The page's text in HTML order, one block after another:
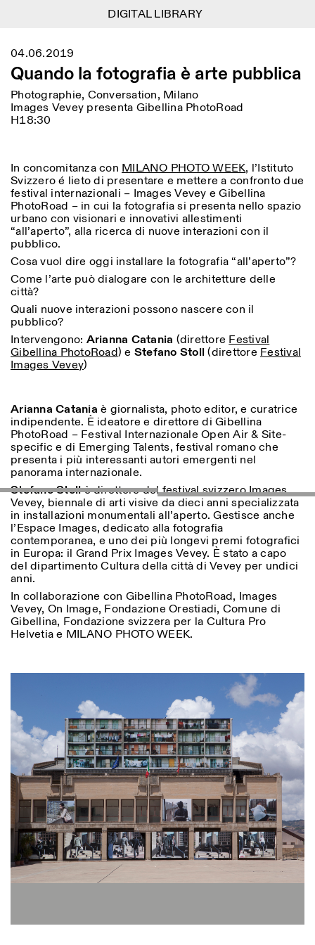
Menu
Lingua EN IT DE
FR
Calendrier
Istituto Svizzero
Archives
Blog
Organisation
Bibliothèque
Jobs
Autres Activités
NEWSLETTER
Inscrivez-vous à notre newsletter pour recevoir
informations sur nos événements
Facebook Instagram Linkedin Vimeo
Privacy Policy
Information
ROME
Via Ludovisi 48
00187 Roma
Par transport public: Istituto
Svizzero est situé près du
métro A arrêt Barberini
HORAIRES DE LA
RÉCEPTION:
LUN-VEN
09:00–13:30, 14:30–18:00
HORAIRES DE VISITE:
Atlas Studios
Mercredi/Vendredi:
14h30–18h30
Samedi/Dimanche: 11h00–
VISITES GUIDÉES:
Seulement sur rendez-vous
Animaux non admis
MILAN
Via Vecchio Politecnico 3
20121 Milan
+39 02 76 01 61 18
milano@istitutosvizzero.it
HORAIRES DE VISITE:
I’ll miss you when I scroll
away
Lundi–vendredi : 11h00–
17h00
Jeudi : 11h00–20h00
Samedi : 14h00–18h00
Dimanche : fermé
Filtres
Area
Reset
Art
Résidences Sciences
Rome
All Milan
Catégorie
Reset
All
Anthropologie
Architecture
More Options...
Length
04.06.2019
Quando la fotografia è arte pubblica
Photographie, Conversation, Milano
Images Vevey presenta Gibellina PhotoRoad
H18:30
In concomitanza con MILANO PHOTO WEEK, l’Istituto
Svizzero é lieto di presentare e mettere a confronto due
festival internazionali – Images Vevey e Gibellina
PhotoRoad – in cui la fotografia si presenta nello spazio
urbano con visionari e innovativi allestimenti
“all’aperto”, alla ricerca di nuove interazioni con il
pubblico.
Cosa vuol dire oggi installare la fotografia “all’aperto”?
Come l’arte può dialogare con le architetture delle
città?
Quali nuove interazioni possono nascere con il
pubblico?
Intervengono: Arianna Catania (direttore Festival
Gibellina PhotoRoad) e Stefano Stoll(direttore Festival
Images Vevey)
Arianna Catania è giornalista, photo editor, e curatrice
indipendente. È ideatore e direttore di Gibellina
PhotoRoad – Festival Internazionale Open Air & Site-
specific e di Emerging Talents, festival romano che
presenta i più interessanti autori emergenti nel
panorama internazionale.
Stefano Stollè direttore del festival svizzero Images
Vevey, biennale di arti visive da dieci anni specializzata
in installazioni monumentali all’aperto. Gestisce anche
l’Espace Images, dedicato alla fotografia
contemporanea, e uno dei più longevi premi fotografici
in Europa: il Grand Prix Images Vevey. È stato a capo
del dipartimento Cultura della città di Vevey per undici
anni.
In collaborazione con Gibellina PhotoRoad, Images
Vevey, On Image, Fondazione Orestiadi, Comune di
Gibellina, Fondazione svizzera per la Cultura Pro
Helvetia e MILANO PHOTO WEEK.
Alva, 3D-Concrete extrusion, ETHZ RFL. © Girts
DIGITAL LIBRARY
DIGITAL LIBRARY